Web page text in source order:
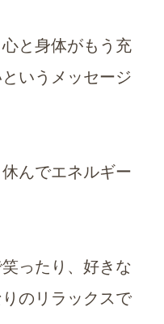
と身体がもう充
いうメッセージ
んでエネルギー
ったり、好きな
のリラックスで